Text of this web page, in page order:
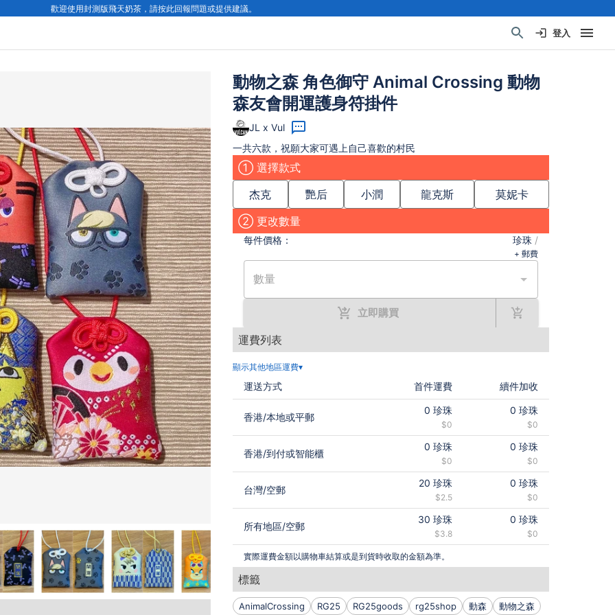
歡迎使用封測版飛天奶茶，請按此回報問題或提供建議。
登入
動物之森 角色御守 Animal Crossing 動物
森友會開運護身符掛件
JL x Vul
一共六款，祝願大家可遇上自己喜歡的村民
① 選擇款式
杰克
艷后 小潤 龍克斯
莫妮卡
② 更改數量
每件價格： 珍珠 /
+ 郵費
數量
立即購買
運費列表
顯示其他地區運費▾
運送方式 首件運費 續件加收
香港/本地或平郵
0 珍珠
$0
0 珍珠
$0
香港/到付或智能櫃
0 珍珠
$0
0 珍珠
$0
台灣/空郵
20 珍珠
$2.5
0 珍珠
$0
所有地區/空郵
30 珍珠
$3.8
0 珍珠
$0
實際運費金額以購物車結算或是到貨時收取的金額為準。
標籤
AnimalCrossing RG25 RG25goods rg25shop 動森 動物之森